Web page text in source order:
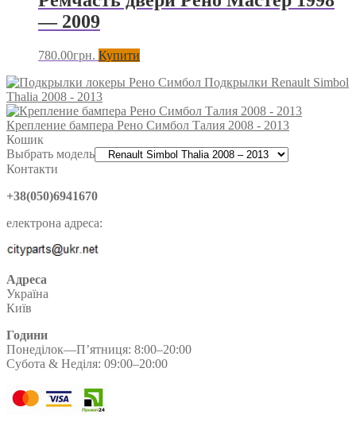
— 2009
780.00грн. Купити
Подкрылки Renault Simbol
Thalia 2008 - 2013
Крепление бампера Рено Симбол Талия 2008 - 2013
Кошик
Выбрать модель
Контакти
+38(050)6941670
електрона адреса:
Адреса
Україна
Київ
Години
Понеділок—П’ятниця: 8:00–20:00
Субота & Неділя: 09:00–20:00